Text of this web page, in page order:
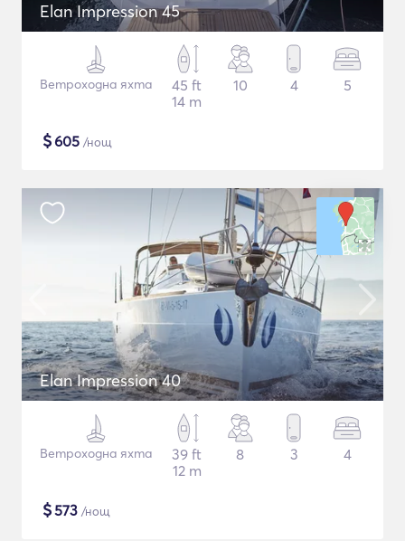
Elan Impression 45
Ветроходна яхта
45 ft
14 m
10 4 5
$605 /нощ
Elan Impression 40
Ветроходна яхта
39 ft
12 m
8 3 4
$573 /нощ